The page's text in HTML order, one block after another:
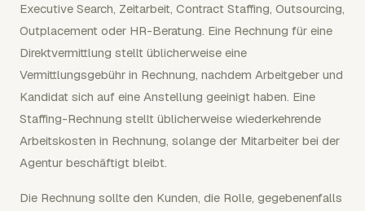
Executive Search, Zeitarbeit, Contract Staffing, Outsourcing,
Outplacement oder HR-Beratung. Eine Rechnung für eine
Direktvermittlung stellt üblicherweise eine
Vermittlungsgebühr in Rechnung, nachdem Arbeitgeber und
Kandidat sich auf eine Anstellung geeinigt haben. Eine
Staffing-Rechnung stellt üblicherweise wiederkehrende
Arbeitskosten in Rechnung, solange der Mitarbeiter bei der
Agentur beschäftigt bleibt.
Die Rechnung sollte den Kunden, die Rolle, gegebenenfalls